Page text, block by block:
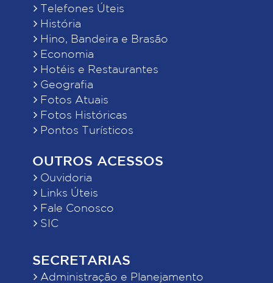
Telefones Úteis
História
Hino, Bandeira e Brasão
Economia
Hotéis e Restaurantes
Geografia
Fotos Atuais
Fotos Históricas
Pontos Turísticos
OUTROS ACESSOS
Ouvidoria
Links Úteis
Fale Conosco
SIC
SECRETARIAS
Administração e Planejamento